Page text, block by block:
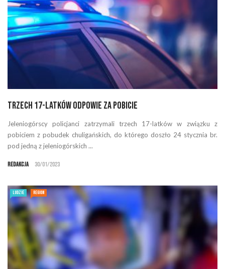
Trzech 17-latków odpowie za pobicie
Jeleniogórscy policjanci zatrzymali trzech 17-latków w związku z
pobiciem z pobudek chuligańskich, do którego doszło 24 stycznia br.
pod jedną z jeleniogórskich ...
Redakcja 30/01/2023
LUDZIE REGION